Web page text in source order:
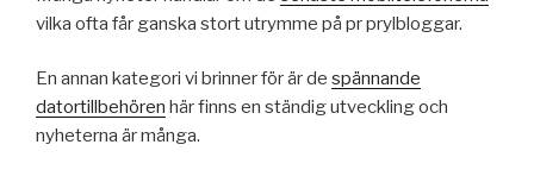
vilka ofta får ganska stort utrymme på pr prylbloggar.
En annan kategori vi brinner för är de spännande
datortillbehören här finns en ständig utveckling och
nyheterna är många.